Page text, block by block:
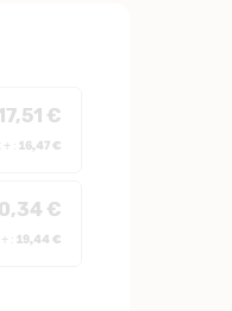
€
: 16,47 €
€
: 19,44 €